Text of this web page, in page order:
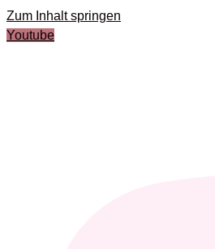
Zum Inhalt springen
Youtube